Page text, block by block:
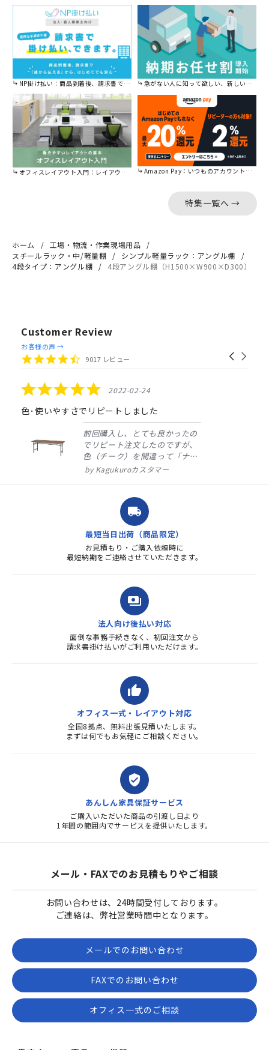
NP掛け払い：商品到着後、請求書で後から払えます。 急がない人に知って欲しい、新しい割引を始めました。
オフィスレイアウト入門：レイアウトの基本をご紹介。 Amazon Pay：いつものアカウントで簡単に決済可能。
特集一覧へ →
ホーム
工場・物流・作業現場用品
スチールラック・中/軽量棚
シンプル軽量ラック：アングル棚
4段タイプ：アングル棚
4段アングル棚（H1500×W900×D300）
Customer Review
Reviews
carousel
Carousel
4.4
star
9017 レビュー
お客様の声 →
5.0
star
rating
2022-02-24
色･使いやすさでリピートしました
前回購入し、とても良かったの
でリピート注文したのですが、
色（チーク）を間違って「ナチ
ュラル」としてしまいました。
ました。商品到着も早く、品
質・使いやすさで満足していま
す。また、リピートするときは
よろしくお...
Kagukuroカスタマー
local_shipping
最短当日出荷（商品限定）
お見積もり・ご購入依頼時に
最短納期をご連絡させていただきます。
payments
法人向け後払い対応
面倒な事務手続きなく、初回注文から
請求書掛け払いがご利用いただけます。
thumb_up
オフィス一式・レイアウト対応
全国8拠点、無料出張見積いたします。
まずは何でもお気軽にご相談ください。
verified_user
あんしん家具保証サービス
ご購入いただいた商品の引渡し日より
1年間の範囲内でサービスを提供いたします。
メール・FAXでのお見積もりやご相談
お問い合わせは、24時間受付しております。
ご連絡は、弊社営業時間中となります。
メールでのお問い合わせ
FAXでのお問い合わせ
オフィス一式のご相談